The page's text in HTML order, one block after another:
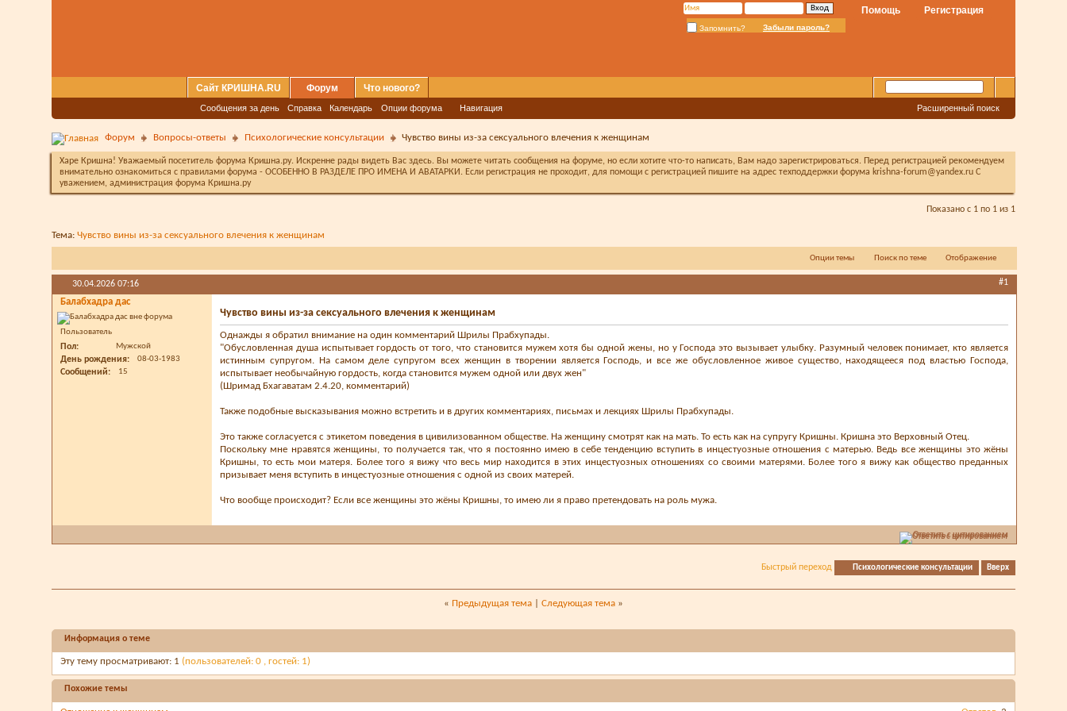
Регистрация
Помощь
Запомнить? Забыли пароль?
Сайт КРИШНА.RU Форум
Сообщения за день Справка Календарь Опции форума Навигация
Что нового?
Расширенный поиск
Форум Вопросы-ответы Психологические консультации Чувство вины из-за сексуального влечения к женщинам
Харе Кришна! Уважаемый посетитель форума Кришна.ру. Искренне рады видеть Вас здесь. Вы можете читать сообщения на форуме, но если хотите что-то написать, Вам надо зарегистрироваться. Перед регистрацией рекомендуем
внимательно ознакомиться с правилами форума - ОСОБЕННО В РАЗДЕЛЕ ПРО ИМЕНА И АВАТАРКИ. Если регистрация не проходит, для помощи с регистрацией пишите на адрес техподдержки форума krishna-forum@yandex.ru С
уважением, администрация форума Кришна.ру
Показано с 1 по 1 из 1
Тема: Чувство вины из-за сексуального влечения к женщинам
Опции темы Поиск по теме Отображение
30.04.2026 07:16 #1
Балабхадра дас
Пользователь
Пол Мужской
День рождения 08-03-1983
Сообщений 15
Чувство вины из-за сексуального влечения к женщинам
Однажды я обратил внимание на один комментарий Шрилы Прабхупады.
"Обусловленная душа испытывает гордость от того, что становится мужем хотя бы одной жены, но у Господа это вызывает улыбку. Разумный человек понимает, кто является
истинным супругом. На самом деле супругом всех женщин в творении является Господь, и все же обусловленное живое существо, находящееся под властью Господа,
испытывает необычайную гордость, когда становится мужем одной или двух жен"
(Шримад Бхагаватам 2.4.20, комментарий)
Также подобные высказывания можно встретить и в других комментариях, письмах и лекциях Шрилы Прабхупады.
Это также согласуется с этикетом поведения в цивилизованном обществе. На женщину смотрят как на мать. То есть как на супругу Кришны. Кришна это Верховный Отец.
Поскольку мне нравятся женщины, то получается так, что я постоянно имею в себе тенденцию вступить в инцестуозные отношения с матерью. Ведь все женщины это жёны
Кришны, то есть мои матеря. Более того я вижу что весь мир находится в этих инцестуозных отношениях со своими матерями. Более того я вижу как общество преданных
призывает меня вступить в инцестуозные отношения с одной из своих матерей.
Что вообще происходит? Если все женщины это жёны Кришны, то имею ли я право претендовать на роль мужа.
Ответить с цитированием
Быстрый переход Психологические консультации Вверх
« Предыдущая тема Следующая тема »
Информация о теме
Эту тему просматривают: 1 (пользователей: 0 , гостей: 1)
Похожие темы